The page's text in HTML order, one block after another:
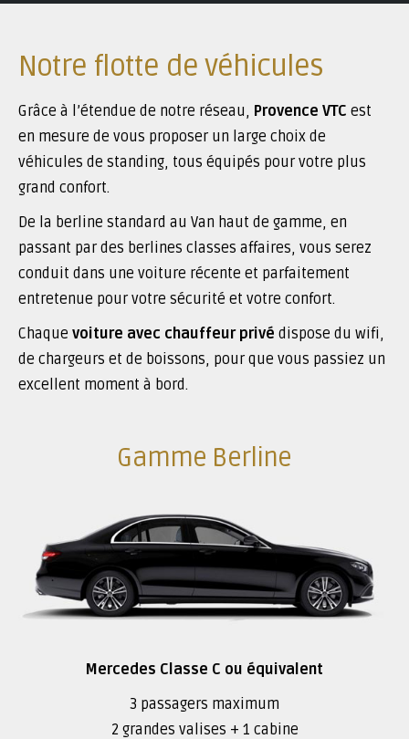
Notre flotte de véhicules
Grâce à l’étendue de notre réseau, Provence VTC est
en mesure de vous proposer un large choix de
véhicules de standing, tous équipés pour votre plus
grand confort.
De la berline standard au Van haut de gamme, en
passant par des berlines classes affaires, vous serez
conduit dans une voiture récente et parfaitement
entretenue pour votre sécurité et votre confort.
Chaque voiture avec chauffeur privé dispose du wifi,
de chargeurs et de boissons, pour que vous passiez un
excellent moment à bord.
Gamme Berline
Mercedes Classe C ou équivalent
3 passagers maximum
2 grandes valises + 1 cabine